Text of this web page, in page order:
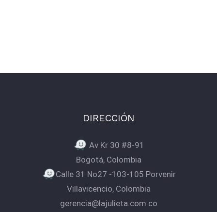
DIRECCIÓN
Av Kr 30 #8-91
Bogotá, Colombia
Calle 31 No27 -103-105 Porvenir
Villavicencio, Colombia
gerencia@lajulieta.com.co